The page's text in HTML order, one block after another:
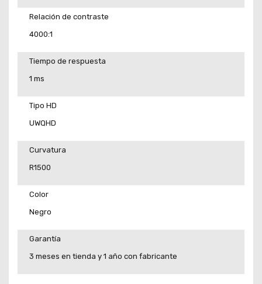
Relación de contraste
4000:1
Tiempo de respuesta
1 ms
Tipo HD
UWQHD
Curvatura
R1500
Color
Negro
Garantía
3 meses en tienda y 1 año con fabricante